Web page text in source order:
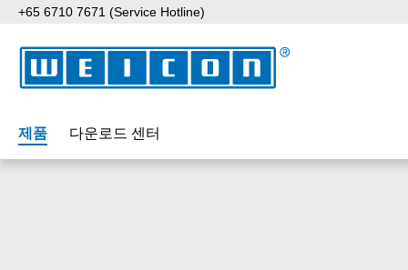
to main content
Skip to search
Skip to main navigation
+65 6710 7671 (Service Hotline)
제품 다운로드 센터